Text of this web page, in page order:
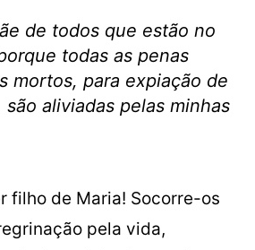
de todos que estão no
todas as penas
mortos, para expiação de
são aliviadas pelas minhas
filho de Maria! Socorre-os
pela vida,